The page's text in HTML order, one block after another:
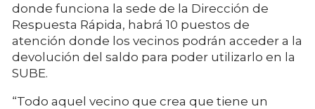
donde funciona la sede de la Dirección de
Respuesta Rápida, habrá 10 puestos de
atención donde los vecinos podrán acceder a la
devolución del saldo para poder utilizarlo en la
SUBE.
“Todo aquel vecino que crea que tiene un